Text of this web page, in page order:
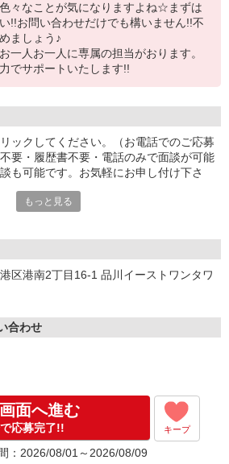
々なことが気になりますよね☆まずは
!!お問い合わせだけでも構いません!!不
ましょう♪
一人お一人に専属の担当がおります。
でサポートいたします!!
ックしてください。（お電話でのご応募
要・履歴書不要・電話のみで面談が可能
も可能です。お気軽にお申し付け下さ
もっと見る
区港南2丁目16-1 品川イーストワンタワ
合わせ
面へ進む
応募完了!! キープ
：2026/08/01～2026/08/09